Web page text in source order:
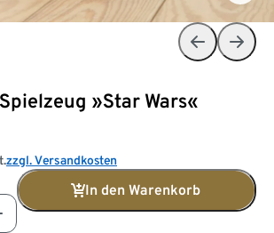
»Star Wars«
zzgl. Versandkosten
In den Warenkorb